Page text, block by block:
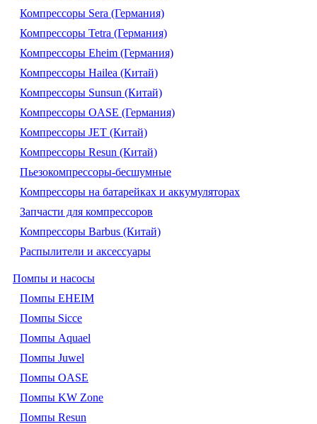
Компрессоры Sera (Германия)
Компрессоры Tetra (Германия)
Компрессоры Eheim (Германия)
Компрессоры Hailea (Китай)
Компрессоры Sunsun (Китай)
Компрессоры OASE (Германия)
Компрессоры JET (Китай)
Компрессоры Resun (Китай)
Пьезокомпрессоры-бесшумные
Компрессоры на батарейках и аккумуляторах
Запчасти для компрессоров
Компрессоры Barbus (Китай)
Распылители и аксессуары
Помпы и насосы
Помпы EHEIM
Помпы Sicce
Помпы Aquael
Помпы Juwel
Помпы OASE
Помпы KW Zone
Помпы Resun